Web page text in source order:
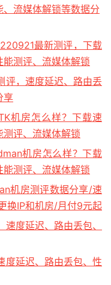
流媒体解锁等数据分
最新测评，下载
测评、流媒体解锁
，速度延迟、路由丢
享
机房怎么样？下载速
评、流媒体解锁
机房怎么样？下载
测评、流媒体解锁
机房测评数据分享/速
换IP和机房/月付9元起
度延迟、路由丢包、
延迟、路由丢包、性